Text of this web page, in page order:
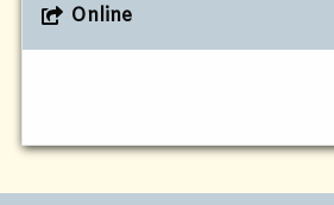
Online